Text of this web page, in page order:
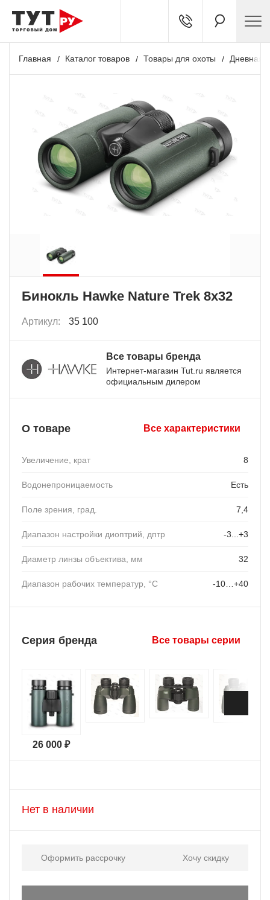
Главная Каталог товаров Товары для охоты Дневная
Бинокль Hawke Nature Trek 8x32
Артикул: 35 100
Все товары бренда
Интернет-магазин Tut.ru является
официальным дилером
О товаре Все характеристики
Увеличение, крат 8
Водонепроницаемость Есть
Поле зрения, град. 7,4
Диапазон настройки диоптрий, дптр -3...+3
Диаметр линзы объектива, мм 32
Диапазон рабочих температур, °C -10…+40
Серия бренда Все товары серии
26 000 ₽
Нет в наличии
Оформить рассрочку Хочу скидку